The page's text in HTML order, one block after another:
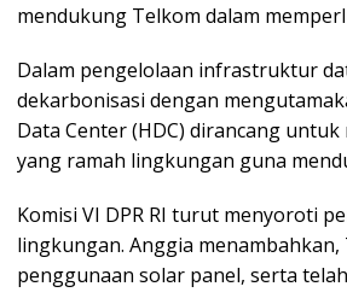
mendukung Telkom dalam
Dalam pengelolaan infrastruktur
dekarbonisasi dengan
Data Center (HDC) dirancang
yang ramah lingkungan guna
Komisi VI DPR RI turut menyoroti
lingkungan. Anggia
penggunaan solar panel, serta